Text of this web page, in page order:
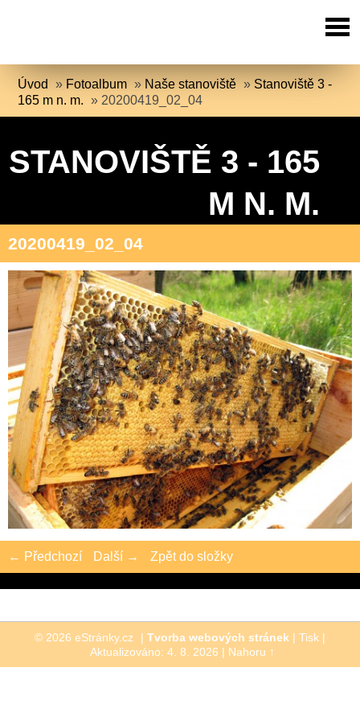
Úvod » Fotoalbum » Naše stanoviště » Stanoviště 3 -
165 m n. m. » 20200419_02_04
STANOVIŠTĚ 3 - 165
M N. M.
20200419_02_04
← Předchozí Další → Zpět do složky
© 2026 eStránky.cz | Tvorba webových stránek | Tisk |
Aktualizováno: 4. 8. 2026 | Nahoru ↑